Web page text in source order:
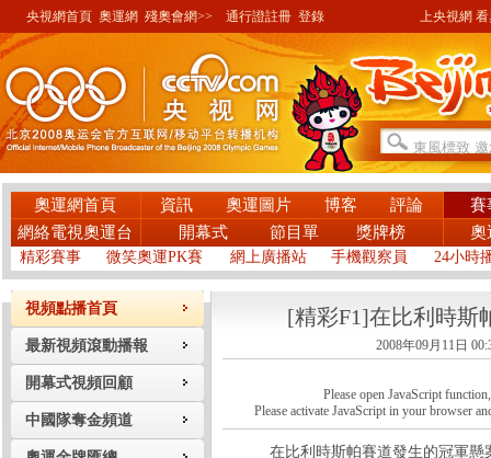
央視網首頁 奧運網 殘奧會網>> 通行證註冊 登錄 上央視網 看奧
奧運網首頁 資訊 奧運圖片 博客 評論
賽
網絡電視奧運台
開幕式 節目單 獎牌榜 奧
精彩賽事 微笑奧運PK賽 網上廣播站 手機觀察員 24小時
視頻點播首頁
最新視頻滾動播報
開幕式視頻回顧
中國隊奪金頻道
[精彩F1]在比利時斯
2008年09月11日
Please open JavaScript
Please activate JavaScript in your browser
在比利時斯帕賽道發生的冠軍懸